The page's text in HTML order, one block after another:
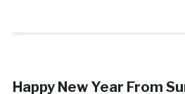
Happy New Year From